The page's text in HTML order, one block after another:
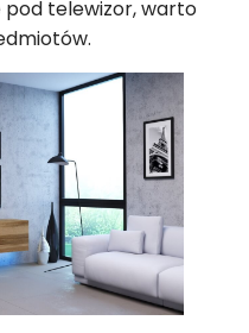
telewizor, warto